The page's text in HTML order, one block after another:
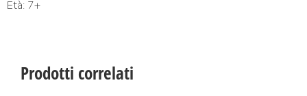
Età: 7+
Prodotti correlati